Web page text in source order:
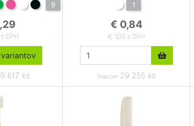
9
DPH
617 ks
1
€ 0,84
€ 1,03 s DPH
Skladom 29 255 ks